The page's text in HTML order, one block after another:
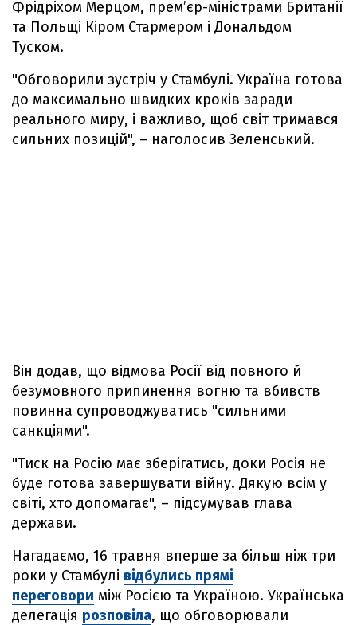
Фрідріхом Мерцом, прем’єр-міністрами Британії
та Польщі Кіром Стармером і Дональдом
Туском.
"Обговорили зустріч у Стамбулі. Україна готова
до максимально швидких кроків заради
реального миру, і важливо, щоб світ тримався
сильних позицій", – наголосив Зеленський.
Він додав, що відмова Росії від повного й
безумовного припинення вогню та вбивств
повинна супроводжуватись "сильними
санкціями".
"Тиск на Росію має зберігатись, доки Росія не
буде готова завершувати війну. Дякую всім у
світі, хто допомагає", – підсумував глава
держави.
Нагадаємо, 16 травня вперше за більш ніж три
роки у Стамбулі відбулись прямі
переговори між Росією та Україною. Українська
делегація розповіла, що обговорювали